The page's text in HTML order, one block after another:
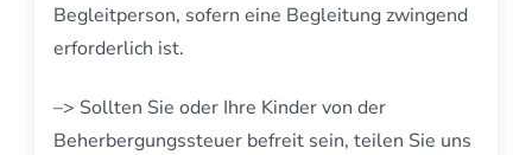
Begleitperson, sofern eine Begleitung zwingend
erforderlich ist.
–> Sollten Sie oder Ihre Kinder von der
Beherbergungssteuer befreit sein, teilen Sie uns